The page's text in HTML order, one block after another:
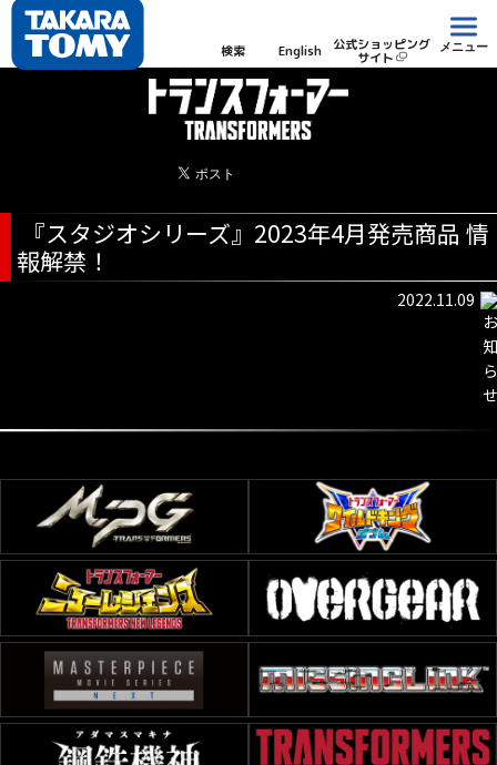
検索 English 公式ショッピング
サイト
メニュー
『スタジオシリーズ』2023年4月発売商品 情
報解禁！
2022.11.09